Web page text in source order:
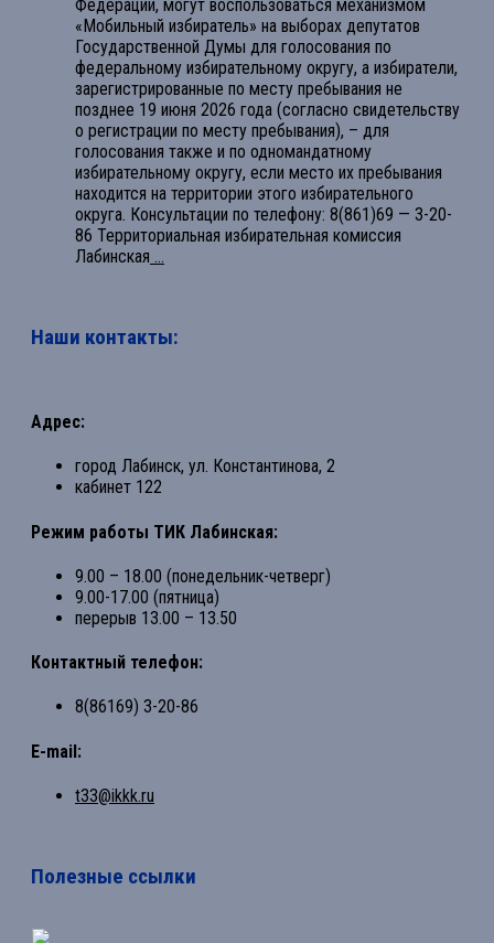
Федерации, могут воспользоваться механизмом
«Мобильный избиратель» на выборах депутатов
Государственной Думы для голосования по
федеральному избирательному округу, а избиратели,
зарегистрированные по месту пребывания не
позднее 19 июня 2026 года (согласно свидетельству
о регистрации по месту пребывания), – для
голосования также и по одномандатному
избирательному округу, если место их пребывания
находится на территории этого избирательного
округа. Консультации по телефону: 8(861)69 — 3-20-
86 Территориальная избирательная комиссия
Лабинская ...
Наши контакты:
Адрес:
город Лабинск, ул. Константинова, 2
кабинет 122
Режим работы ТИК Лабинская:
9.00 – 18.00 (понедельник-четверг)
9.00-17.00 (пятница)
перерыв 13.00 – 13.50
Контактный телефон:
8(86169) 3-20-86
E-mail:
t33@ikkk.ru
Полезные ссылки